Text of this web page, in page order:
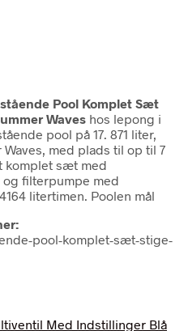
Pool Komplet Sæt
Waves hos lepong i
pool på 17. 871 liter,
med plads til op til 7
komplet sæt med
filterpumpe med
litertimen. Poolen mål
pool-komplet-sæt-stige-